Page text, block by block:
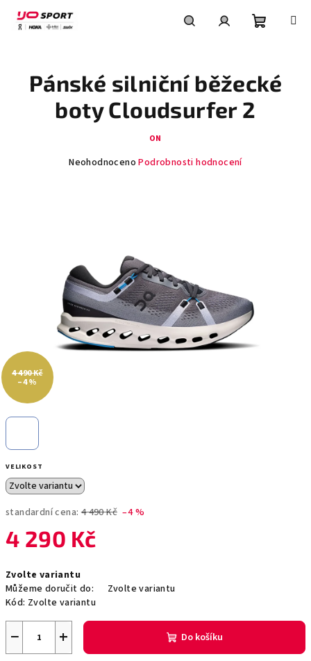
obsah
košík
VELIKOST
standardní cena: 4 490 Kč –4 %
4 290 Kč
cena:
Zvolte variantu
Můžeme doručit do:
Zvolte variantu
Kód: Zvolte variantu
+
− Do košíku
Pánské silniční běžecké
boty Cloudsurfer 2
ON
Průměrné
Neohodnoceno Podrobnosti hodnocení
4 490 Kč
–4 %